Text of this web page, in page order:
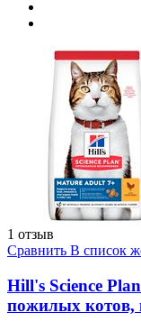
1 отзыв
Сравнить В список
Hill's Science
пожилых котов,